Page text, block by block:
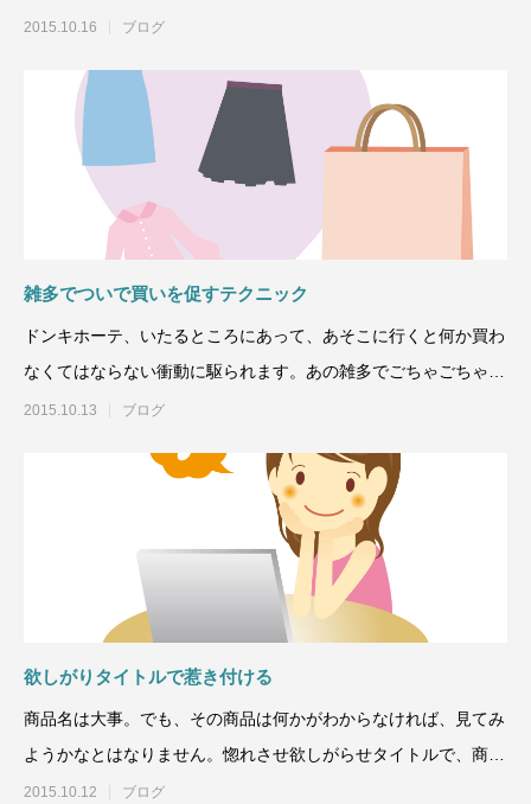
よ。薀蓄力も付きます。
2015.10.16 ブログ
雑多でついで買いを促すテクニック
ドンキホーテ、いたるところにあって、あそこに行くと何か買わ
なくてはならない衝動に駆られます。あの雑多でごちゃごちゃし
てて何が売りたいのか
2015.10.13 ブログ
欲しがりタイトルで惹き付ける
商品名は大事。でも、その商品は何かがわからなければ、見てみ
ようかなとはなりません。惚れさせ欲しがらせタイトルで、商品
ページへ必ず誘導
2015.10.12 ブログ